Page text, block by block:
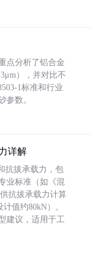
点分析了铝合金
），并对比不
1标准和行业
参数。
详解
抗拔承载力，包
业标准（如《混
抗拔承载力计算
值约80kN）。
建议，适用于工